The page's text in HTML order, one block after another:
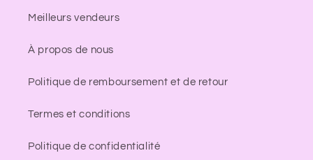
Meilleurs vendeurs
À propos de nous
Politique de remboursement et de retour
Termes et conditions
Politique de confidentialité